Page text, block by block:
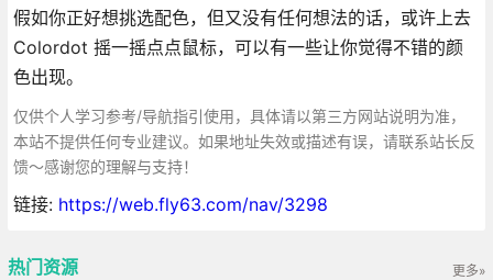
假如你正好想挑选配色，但又没有任何想法的话，或许上去
Colordot 摇一摇点点鼠标，可以有一些让你觉得不错的颜
色出现。
仅供个人学习参考/导航指引使用，具体请以第三方网站说明为准，
本站不提供任何专业建议。如果地址失效或描述有误，请联系站长反
馈～感谢您的理解与支持！
链接: https://web.fly63.com/nav/3298
更多»
热门资源